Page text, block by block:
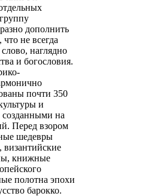
дополнить
не всегда
наглядно
и богословия.
почти 350
и
созданными на
Перед взором
шедевры
византийские
книжные
полотна эпохи
барокко.